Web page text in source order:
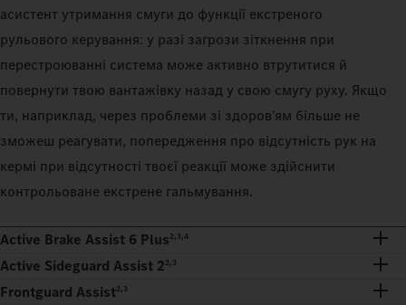
асистент утримання смуги до функції екстреного
рульового керування: у разі загрози зіткнення при
перестроюванні система може активно втрутитися й
повернути твою вантажівку назад у свою смугу руху. Якщо
ти, наприклад, через проблеми зі здоров’ям більше не
зможеш реагувати, попередження про відсутність рук на
кермі при відсутності твоєї реакції може здійснити
контрольоване екстрене гальмування.
Active Brake Assist 6 Plus 2,3,4
Active Sideguard Assist 2 2,3
Frontguard Assist2,3